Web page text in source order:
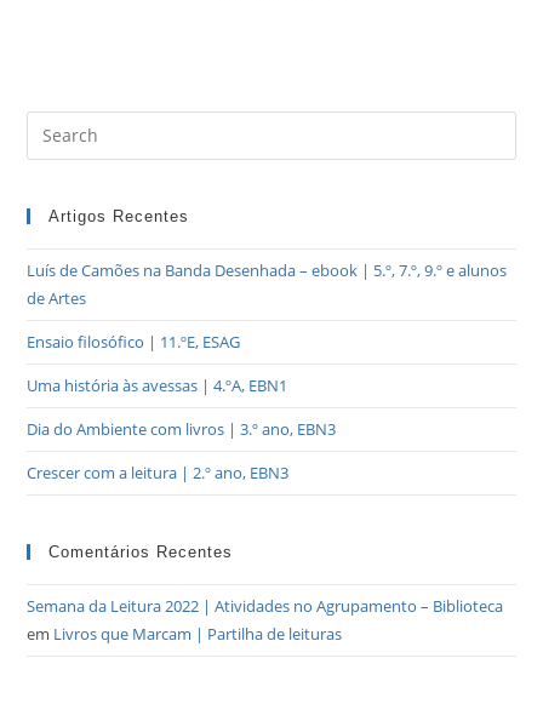
Artigos Recentes
Luís de Camões na Banda Desenhada – ebook | 5.º, 7.º, 9.º e alunos
de Artes
Ensaio filosófico | 11.ºE, ESAG
Uma história às avessas | 4.ºA, EBN1
Dia do Ambiente com livros | 3.º ano, EBN3
Crescer com a leitura | 2.º ano, EBN3
Comentários Recentes
Semana da Leitura 2022 | Atividades no Agrupamento – Biblioteca
em Livros que Marcam | Partilha de leituras